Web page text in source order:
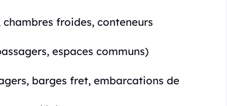
froides, conteneurs
espaces communs)
barges fret, embarcations de